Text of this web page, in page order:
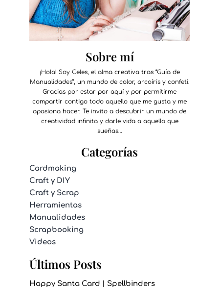
Sobre mí
¡Hola! Soy Celes, el alma creativa tras “Guía de
Manualidades”, un mundo de color, arcoíris y confeti.
Gracias por estar por aquí y por permitirme
compartir contigo todo aquello que me gusta y me
apasiona hacer. Te invito a descubrir un mundo de
creatividad infinita y darle vida a aquello que
sueñas…
Categorías
Cardmaking
Craft y DIY
Craft y Scrap
Herramientas
Manualidades
Scrapbooking
Videos
Últimos Posts
Happy Santa Card | Spellbinders